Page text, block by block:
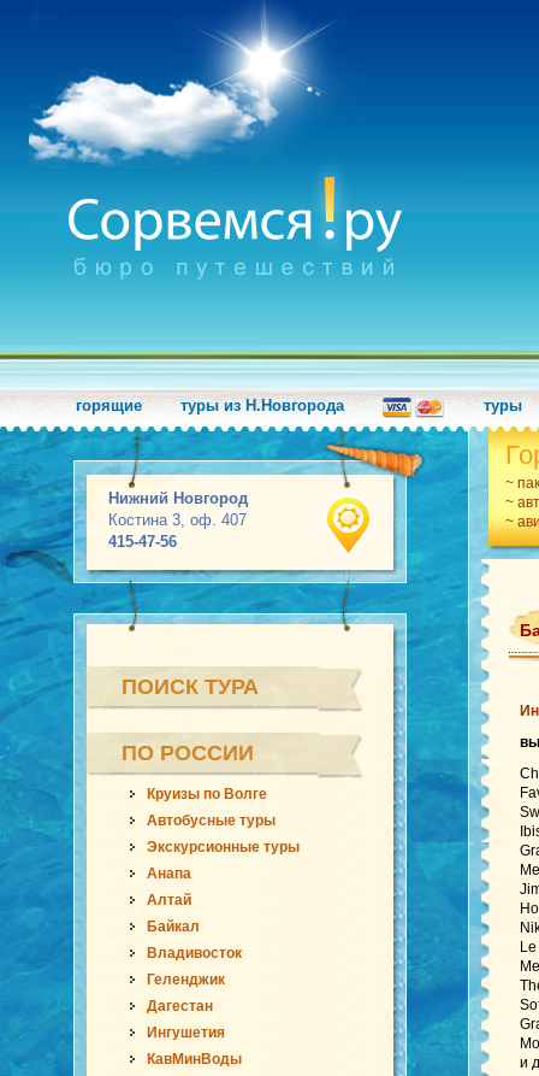
горящие туры из Н.Новгорода туры
Нижний Новгород
Костина 3, оф. 407
415-47-56
~
~
~
ПОИСК ТУРА
ПО РОССИИ
Круизы по Волге
Автобусные туры
Экскурсионные туры
Анапа
Алтай
Байкал
Владивосток
Геленджик
Дагестан
Ингушетия
КавМинВоды
и